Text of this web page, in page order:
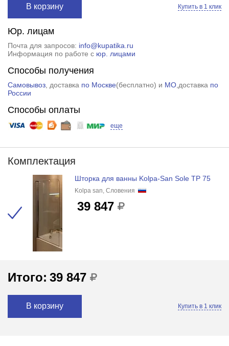
В корзину Купить в 1 клик
Юр. лицам
Почта для запросов: info@kupatika.ru
Информация по работе с юр. лицами
Способы получения
Самовывоз, доставка по Москве(бесплатно) и МО,доставка по
России
Способы оплаты
еще
Комплектация
Шторка для ванны Kolpa-San Sole TP 75
Kolpa san, Словения
39 847
Итого: 39 847
В корзину Купить в 1 клик